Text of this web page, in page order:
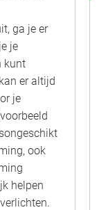
ga je er
je
kunt
er altijd
je
ook
helpen